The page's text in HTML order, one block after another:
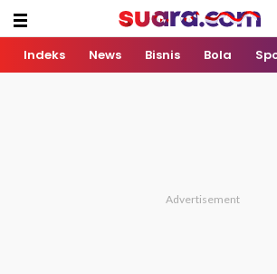
Indeks News Bisnis Bola